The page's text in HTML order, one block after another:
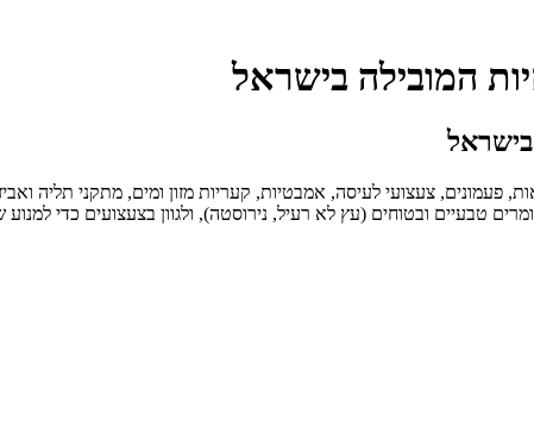
המובילה בישראל
בישראל
פעמונים, צעצועי לעיסה, אמבטיות, קעריות מזון ומים, מתקני תליה